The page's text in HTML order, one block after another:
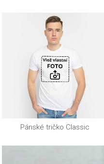
Pánské tričko Classic